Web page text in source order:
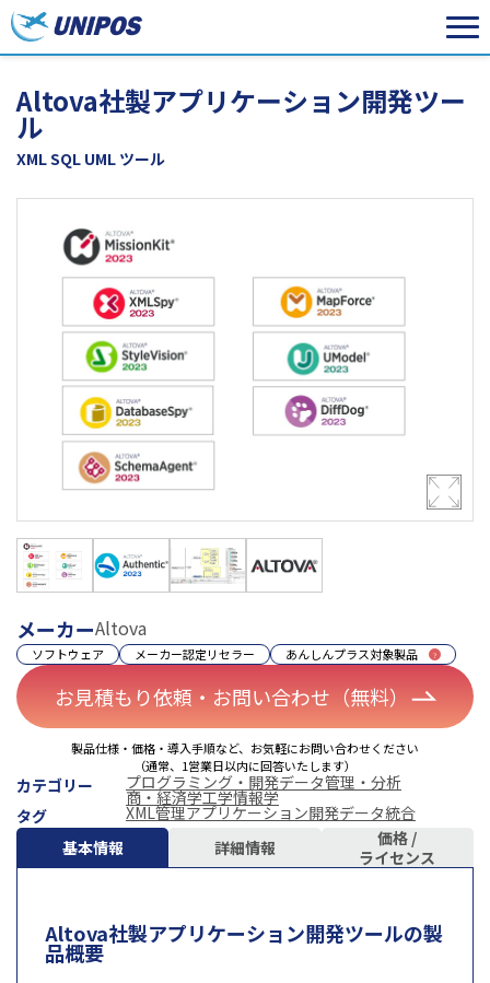
Altova社製アプリケーション開発ツー
ル
XML SQL UML ツール
メーカーAltova
ソフトウェア メーカー認定リセラー あんしんプラス対象製品
お見積もり依頼・お問い合わせ（無料）
製品仕様・価格・導入手順など、お気軽にお問い合わせください
（通常、1営業日以内に回答いたします）
カテゴリー プログラミング・開発データ管理・分析
商・経済学工学情報学
タグ
XML管理アプリケーション開発データ統合
基本情報
詳細情報
価格 /
ライセンス
Altova社製アプリケーション開発ツールの製
品概要